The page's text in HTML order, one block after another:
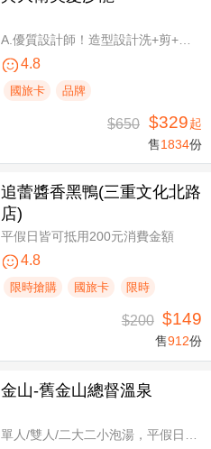
4.8
國旅卡 品牌
$650 $329起
售1834份
追蕾醬香黑鴨(三重文化北路
店)
平假日皆可抵用200元消費金額
4.8
限時搶購 國旅卡 限時
$200 $149
售912份
金山-舊金山總督溫泉